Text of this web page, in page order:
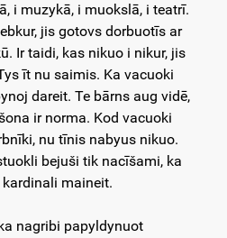
i muzykā, i muokslā, i teatrī.
jis gotovs dorbuotīs ar
Ir taidi, kas nikuo i nikur, jis
īt nu saimis. Ka vacuoki
dareit. Te bārns aug vidē,
ir norma. Kod vacuoki
nu tīnis nabyus nikuo.
bejuši tik nacīšami, ka
maineit.
nagribi papyldynuot